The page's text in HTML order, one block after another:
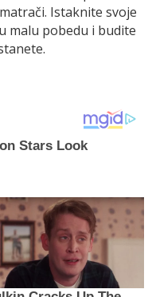
Istaknite svoje
malu pobedu i budite